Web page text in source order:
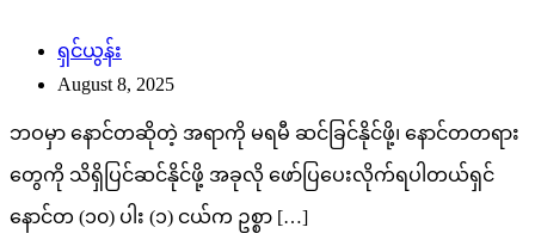
ရှင်ယွန်း
August 8, 2025
ဘဝမှာ နောင်တဆိုတဲ့ အရာကို မရမီ ဆင်ခြင်နိုင်ဖို့၊ နောင်တတရား
တွေကို သိရှိပြင်ဆင်နိုင်ဖို့ အခုလို ဖော်ပြပေးလိုက်ရပါတယ်ရှင်
နောင်တ (၁၀) ပါး (၁) ငယ်က ဥစ္စာ […]